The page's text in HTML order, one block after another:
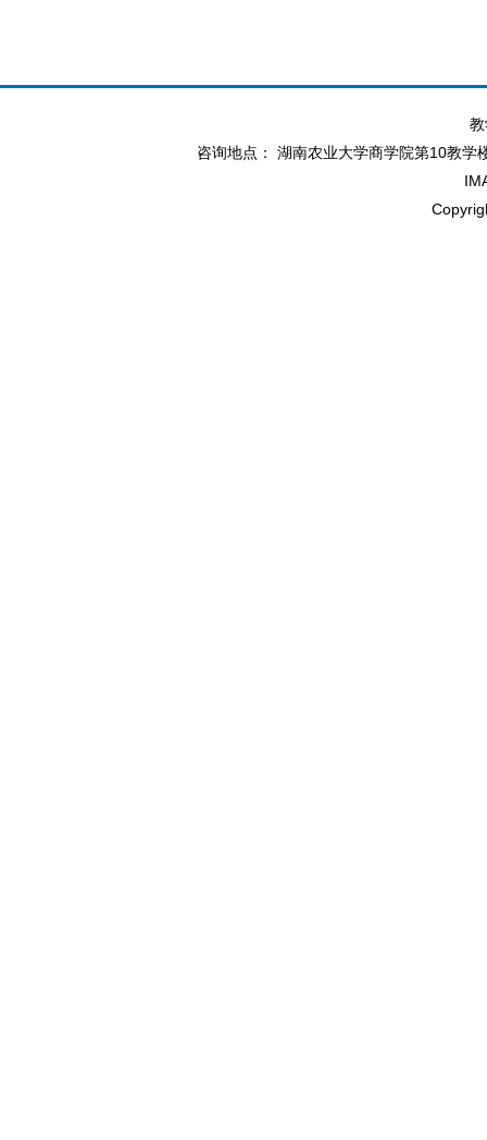
咨询地点： 湖南农业大学商学院第10教